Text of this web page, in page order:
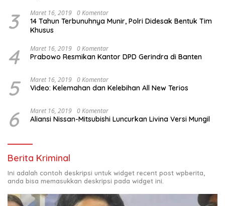
3 Maret 16, 2019 0 Komentar
14 Tahun Terbunuhnya Munir, Polri Didesak Bentuk Tim
Khusus
4 Maret 16, 2019 0 Komentar
Prabowo Resmikan Kantor DPD Gerindra di Banten
5 Maret 16, 2019 0 Komentar
Video: Kelemahan dan Kelebihan All New Terios
6 Maret 16, 2019 0 Komentar
Aliansi Nissan-Mitsubishi Luncurkan Livina Versi Mungil
Berita Kriminal
Ini adalah contoh deskripsi untuk widget recent post wpberita,
anda bisa memasukkan deskripsi pada widget ini.